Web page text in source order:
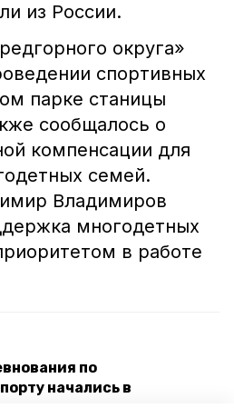
из России.
округа»
спортивных
парке станицы
сообщалось о
компенсации для
семей.
Владимиров
многодетных
в работе
по
начались в